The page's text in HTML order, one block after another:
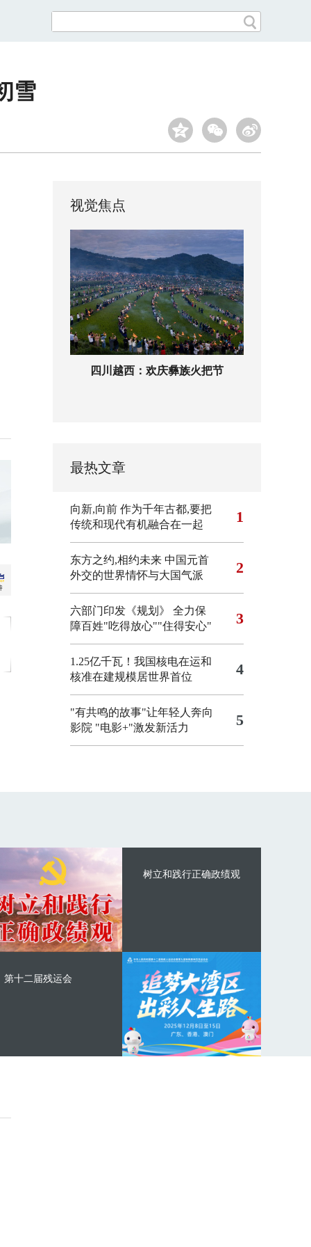
雪
视觉焦点
四川越西：欢庆彝族火把节
最热文章
向新,向前 作为千年古都,要把
传统和现代有机融合在一起
1
东方之约,相约未来 中国元首
外交的世界情怀与大国气派
2
六部门印发《规划》 全力保
障百姓"吃得放心""住得安心"
3
1.25亿千瓦！我国核电在运和
核准在建规模居世界首位
4
"有共鸣的故事"让年轻人奔向
影院 "电影+"激发新活力 5
树立和践行正确政绩观
第十二届残运会